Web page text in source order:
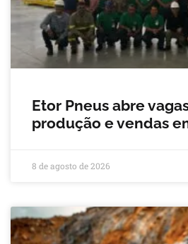
Etor Pneus abre
produção e vendas
8 de agosto de 2026